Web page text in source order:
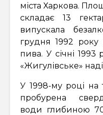
міста Харкова.
складає 13
випускала
грудня 1992 року
пива. У січні
«Жигулівське»
У 1998-му році на
пробурена
води глибиною